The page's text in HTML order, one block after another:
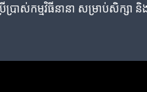
ប្រាស់កម្មវិធីនានា សម្រាប់សិក្ស